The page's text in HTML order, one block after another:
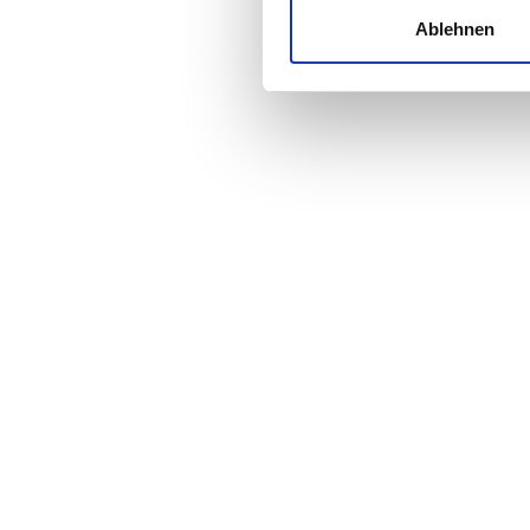
und die Zugriffe auf unsere
Ablehnen